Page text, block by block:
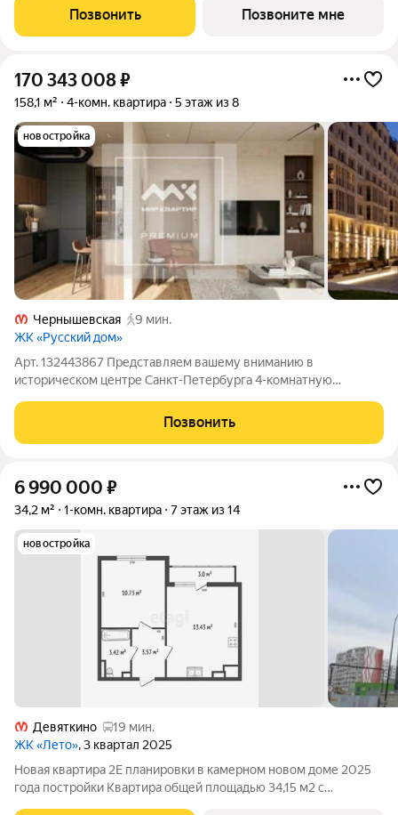
виды на Иоанновский монастырь и реку Карповку. В пешей
доступности метро
Позвонить Позвоните мне
170 343 008₽
158,1 м² 4-комн. квартира 5 этаж из 8
новостройка
Чернышевская
9 мин.
ЖК «Русский дом»
Арт. 132443867 Представляем вашему вниманию в
историческом центре Санкт-Петербурга 4-комнатную
архитектурой награжден премией "Лучшая архитектурная
концепция". Большая территория комплекса с
Позвонить
6 990 000 ₽
34,2 м² 1-комн. квартира 7 этаж из 14
новостройка
Девяткино
19 мин.
ЖК «Лето», 3 квартал 2025
Новая квартира 2Е планировки в камерном новом доме 2025
года постройки Квартира общей площадью 34,15 м2 с